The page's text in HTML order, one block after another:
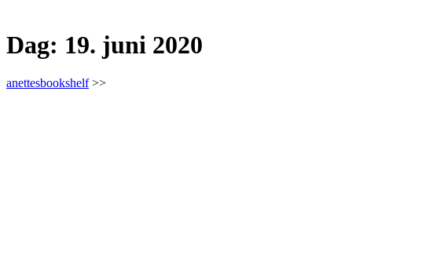
Dag: 19. juni 2020
anettesbookshelf>>